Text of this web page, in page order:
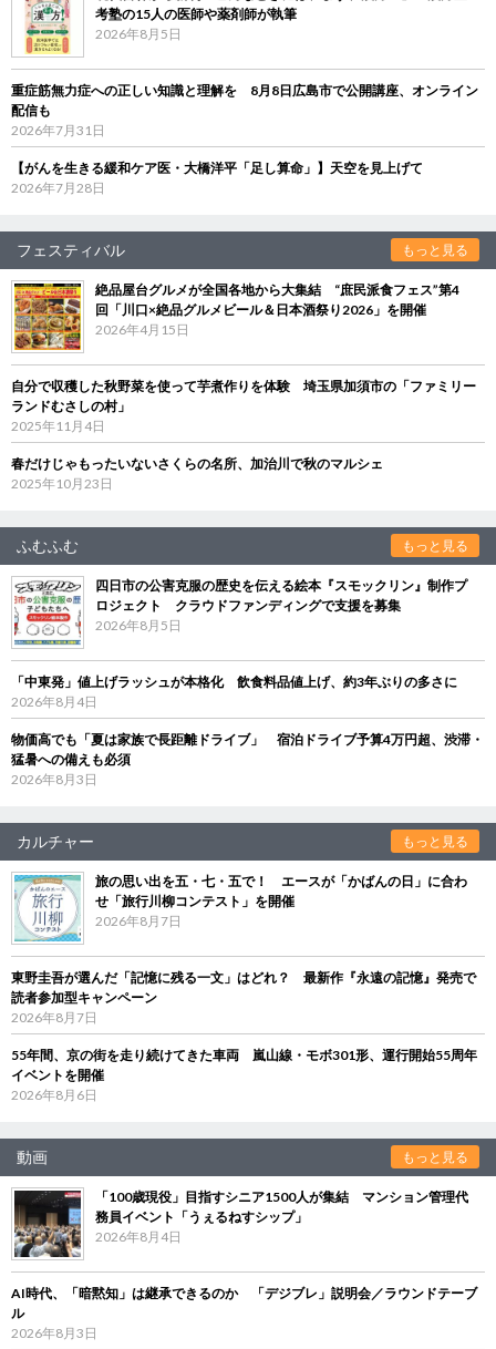
考塾の15人の医師や薬剤師が執筆
2026年8月5日
重症筋無力症への正しい知識と理解を 8月8日広島市で公開講座、オンライン
配信も
2026年7月31日
【がんを生きる緩和ケア医・大橋洋平「足し算命」】天空を見上げて
2026年7月28日
フェスティバル もっと見る
絶品屋台グルメが全国各地から大集結 “庶民派食フェス”第4
回「川口×絶品グルメビール＆日本酒祭り2026」を開催
2026年4月15日
自分で収穫した秋野菜を使って芋煮作りを体験 埼玉県加須市の「ファミリー
ランドむさしの村」
2025年11月4日
春だけじゃもったいないさくらの名所、加治川で秋のマルシェ
2025年10月23日
ふむふむ もっと見る
四日市の公害克服の歴史を伝える絵本『スモックリン』制作プ
ロジェクト クラウドファンディングで支援を募集
2026年8月5日
「中東発」値上げラッシュが本格化 飲食料品値上げ、約3年ぶりの多さに
2026年8月4日
物価高でも「夏は家族で長距離ドライブ」 宿泊ドライブ予算4万円超、渋滞・
猛暑への備えも必須
2026年8月3日
カルチャー もっと見る
旅の思い出を五・七・五で！ エースが「かばんの日」に合わ
せ「旅行川柳コンテスト」を開催
2026年8月7日
東野圭吾が選んだ「記憶に残る一文」はどれ？ 最新作『永遠の記憶』発売で
読者参加型キャンペーン
2026年8月7日
55年間、京の街を走り続けてきた車両 嵐山線・モボ301形、運行開始55周年
イベントを開催
2026年8月6日
動画 もっと見る
「100歳現役」目指すシニア1500人が集結 マンション管理代
務員イベント「うぇるねすシップ」
2026年8月4日
AI時代、「暗黙知」は継承できるのか 「デジブレ」説明会／ラウンドテーブ
ル
2026年8月3日